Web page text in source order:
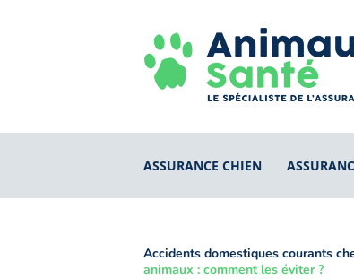
ASSURANCE CHIEN
Accidents domestiques courants
animaux : comment les éviter ?